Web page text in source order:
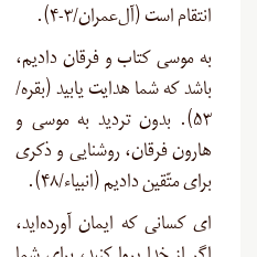
انتقام است (آل‌عمران/۳-۴
).
به موسی کتاب و فرقان دادیم،
باشد که شما هدایت یابید (بقره/
۵۳). بدون تردید به موسی و
هارون فرقان، روشنایی و ذکری
برای متّقین دادیم (انبیاء/۴۸
).
ای کسانی که ایمان آورده‌اید،